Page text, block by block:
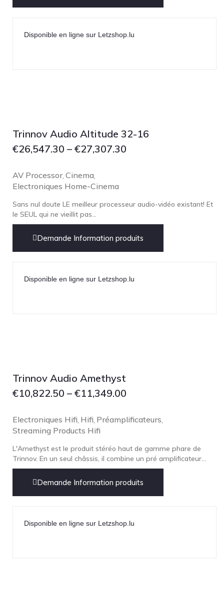
JL AUDIO
LG
Linn
LYNGDORF
Mark Levinson
MONITOR AUDIO
Pro-Ject Audio
psb SPEAKERS
QUAD
ROKSAN
Rose Hifi
Rotel
Disponible en ligne sur Letzshop.lu
Trinnov Audio Altitude 32-16
€26,547.30 – €27,307.30
AV Processor, Cinema
Electroniques Home-Cinema
Sans nul doute LE meilleur processeur audio-vidéo existant! Et
le SEUL qui ne vieillit pas...
Demande Information produits
Disponible en ligne sur Letzshop.lu
Trinnov Audio Amethyst
€10,822.50 – €11,349.00
Electroniques Hifi Hifi Préamplificateurs
Streaming Products Hifi
L'Amethyst est le produit stéréo haut de gamme phare de
Trinnov. En un seul châssis, il combine un pré amplificateur...
Demande Information produits
Disponible en ligne sur Letzshop.lu